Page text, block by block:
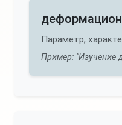
Параметр,
Пример: "Изучение